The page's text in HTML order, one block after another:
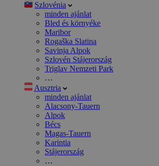
Szlovénia
minden ajánlat
Bled és környéke
Maribor
Rogaška Slatina
Savinja Alpok
Szlovén Stájerország
Triglav Nemzeti Park
…
Ausztria
minden ajánlat
Alacsony-Tauern
Alpok
Bécs
Magas-Tauern
Karintia
Stájerország
…